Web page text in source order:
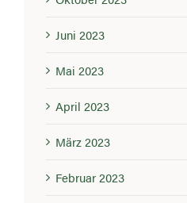
Juni 2023
Mai 2023
April 2023
März 2023
Februar 2023